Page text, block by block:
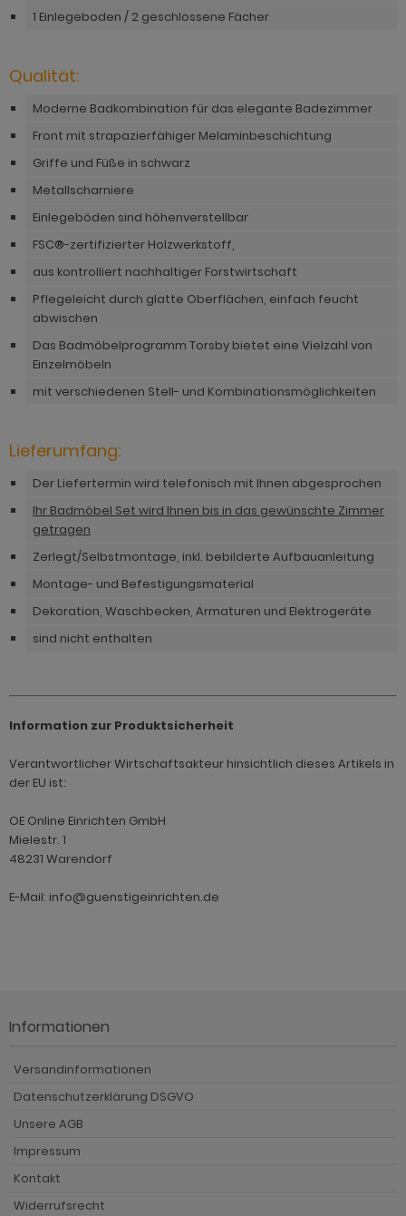
1 Einlegeboden / 2 geschlossene Fächer
Qualität:
Moderne Badkombination für das elegante Badezimmer
Front mit strapazierfähiger Melaminbeschichtung
Griffe und Füße in schwarz
Metallscharniere
Einlegeböden sind höhenverstellbar
FSC®-zertifizierter Holzwerkstoff,
aus kontrolliert nachhaltiger Forstwirtschaft
Pflegeleicht durch glatte Oberflächen, einfach feucht
abwischen
Das Badmöbelprogramm Torsby bietet eine Vielzahl von
Einzelmöbeln
mit verschiedenen Stell- und Kombinationsmöglichkeiten
Lieferumfang:
Der Liefertermin wird telefonisch mit Ihnen abgesprochen
Ihr Badmöbel Set wird Ihnen bis in das gewünschte Zimmer
getragen
Zerlegt/Selbstmontage, inkl. bebilderte Aufbauanleitung
Montage- und Befestigungsmaterial
Dekoration, Waschbecken, Armaturen und Elektrogeräte
sind nicht enthalten
Information zur Produktsicherheit
Verantwortlicher Wirtschaftsakteur hinsichtlich dieses Artikels in
der EU ist:
OE Online Einrichten GmbH
Mielestr. 1
48231 Warendorf
E-Mail: info@guenstigeinrichten.de
Informationen
Versandinformationen
Datenschutzerklärung DSGVO
Unsere AGB
Impressum
Kontakt
Widerrufsrecht
Stove weiß Pinie
Tomaso
Vestland
Ward
Seyne
Stove Old Style hell
Stove weiß Pinie
Sumatra
Sunroof
Timber
Tomaso
Tyler
Ward